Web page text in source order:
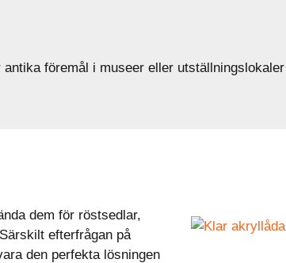
föremål i museer eller
dem för röstsedlar,
efterfrågan på
den perfekta lösningen